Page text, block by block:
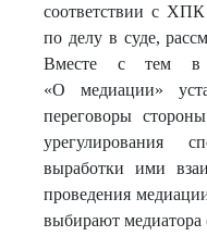
соответствии с ХПК
по делу в суде,
Вместе с тем
«О медиации»
переговоры
урегулирования
выработки ими
проведения
выбирают медиатора